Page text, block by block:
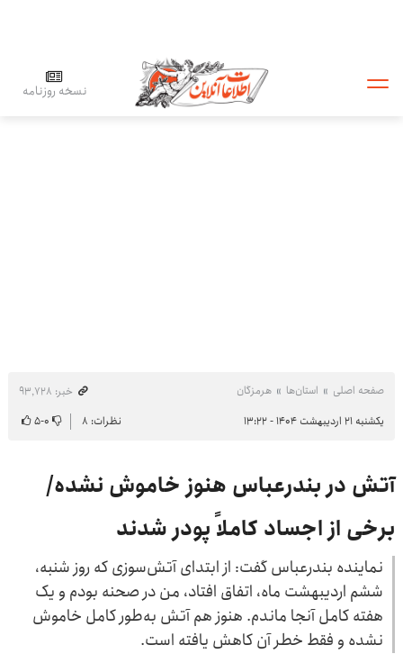
نسخه روزنامه
صفحه اصلی استان‌ها هرمزگان
خبر: ۹۳٬۷۲۸
یکشنبه ۲۱ اردیبهشت ۱۴۰۴ - ۱۳:۲۲
نظرات: ۸ ۰-۵
آتش در بندرعباس هنوز خاموش نشده/
برخی از اجساد کاملاً پودر شدند
نماینده بندرعباس گفت: از ابتدای آتش‌سوزی که روز شنبه،
ششم اردیبهشت ماه، اتفاق افتاد، من در صحنه بودم و یک
هفته کامل آنجا ماندم. هنوز هم آتش به‌طور کامل خاموش
نشده و فقط خطر آن کاهش یافته است.